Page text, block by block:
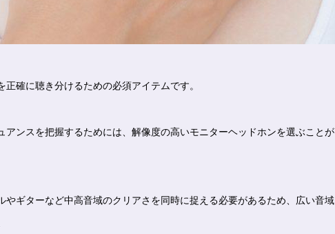
確に聴き分けるための必須アイテムです。
ンスを把握するためには、解像度の高いモニターヘッドホンを選ぶことが
ギターなど中高音域のクリアさを同時に捉える必要があるため、広い音域